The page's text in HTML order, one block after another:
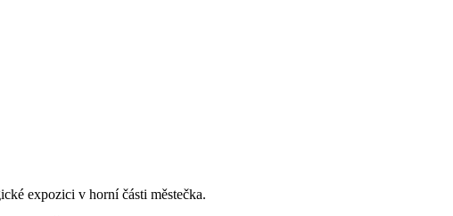
expozici v horní části městečka.